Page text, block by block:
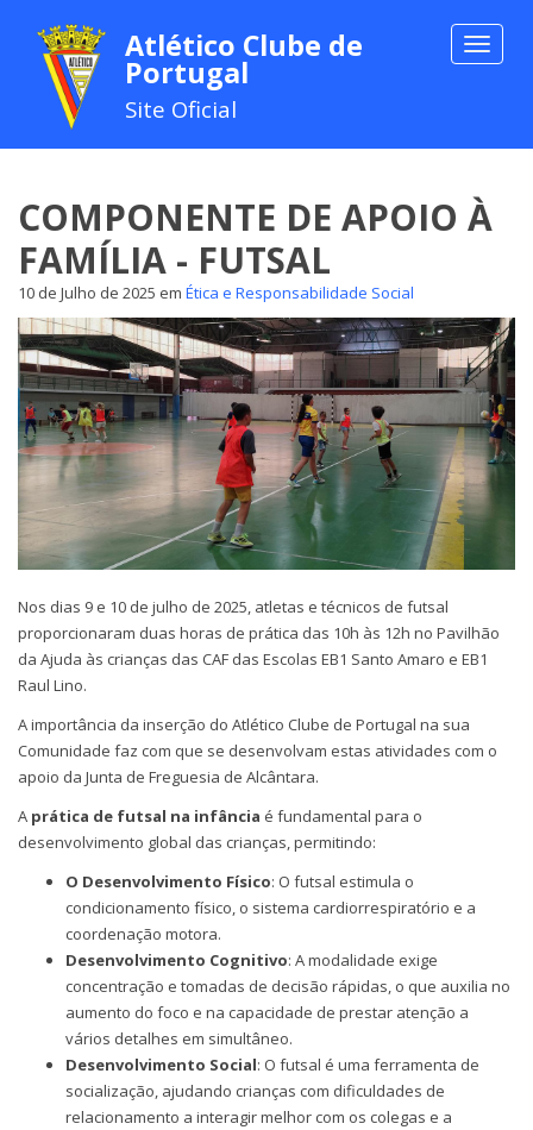
Toggle
Atlético Clube de
Portugal
Site Oficial
COMPONENTE DE APOIO À
FAMÍLIA - FUTSAL
10 de Julho de 2025 em Ética e Responsabilidade Social
Nos dias 9 e 10 de julho de 2025, atletas e técnicos de futsal
proporcionaram duas horas de prática das 10h às 12h no Pavilhão
da Ajuda às crianças das CAF das Escolas EB1 Santo Amaro e EB1
Raul Lino.
A importância da inserção do Atlético Clube de Portugal na sua
Comunidade faz com que se desenvolvam estas atividades com o
apoio da Junta de Freguesia de Alcântara.
A prática de futsal na infância é fundamental para o
desenvolvimento global das crianças, permitindo:
O Desenvolvimento Físico: O futsal estimula o
condicionamento físico, o sistema cardiorrespiratório e a
coordenação motora.
Desenvolvimento Cognitivo: A modalidade exige
concentração e tomadas de decisão rápidas, o que auxilia no
aumento do foco e na capacidade de prestar atenção a
vários detalhes em simultâneo.
Desenvolvimento Social: O futsal é uma ferramenta de
socialização, ajudando crianças com dificuldades de
relacionamento a interagir melhor com os colegas e a